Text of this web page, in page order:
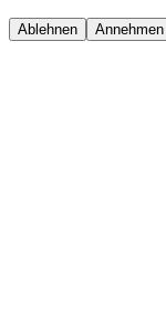
Ablehnen Annehmen